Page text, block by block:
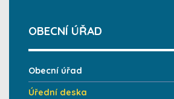
OBECNÍ ÚŘAD
Obecní úřad
Úřední deska